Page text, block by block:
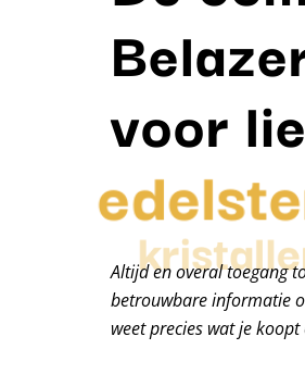
voor
Altijd en overal toegang
betrouwbare informatie
weet precies wat je